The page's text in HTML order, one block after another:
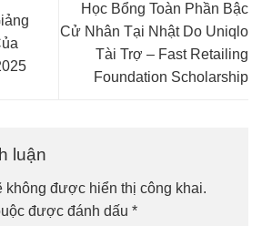
Học Bổng Toàn Phần Bậc
Cử Nhân Tại Nhật Do Uniqlo
Tài Trợ – Fast Retailing
Foundation Scholarship
luận
không được hiển thị công khai.
được đánh dấu *